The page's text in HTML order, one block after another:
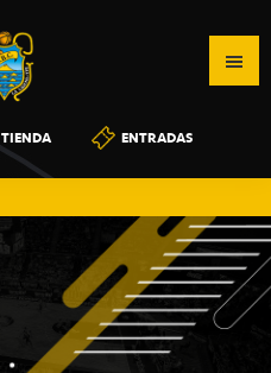
TIENDA ENTRADAS